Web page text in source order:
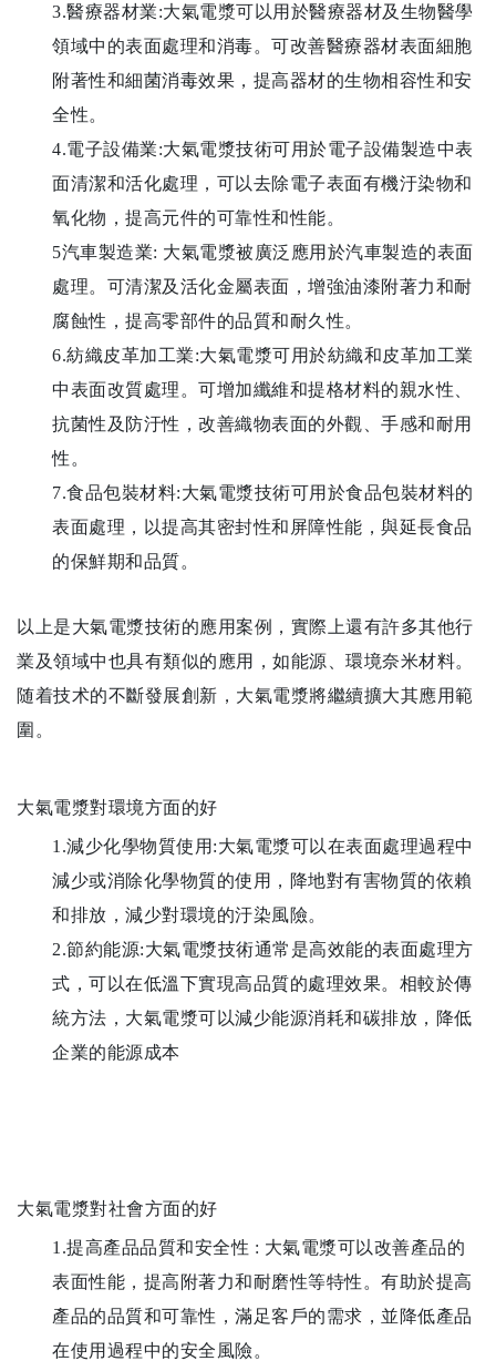
3.醫療器材業:大氣電漿可以用於醫療器材及生物醫學
領域中的表面處理和消毒。可改善醫療器材表面細胞
附著性和細菌消毒效果，提高器材的生物相容性和安
全性。
4.電子設備業:大氣電漿技術可用於電子設備製造中表
面清潔和活化處理，可以去除電子表面有機汙染物和
氧化物，提高元件的可靠性和性能。
5汽車製造業: 大氣電漿被廣泛應用於汽車製造的表面
處理。可清潔及活化金屬表面，增強油漆附著力和耐
腐蝕性，提高零部件的品質和耐久性。
6.紡織皮革加工業:大氣電漿可用於紡織和皮革加工業
中表面改質處理。可增加纖維和提格材料的親水性、
抗菌性及防汙性，改善織物表面的外觀、手感和耐用
性。
7.食品包裝材料:大氣電漿技術可用於食品包裝材料的
表面處理，以提高其密封性和屏障性能，與延長食品
的保鮮期和品質。
以上是大氣電漿技術的應用案例，實際上還有許多其他行
業及領域中也具有類似的應用，如能源、環境奈米材料。
随着技术的不斷發展創新，大氣電漿將繼續擴大其應用範
圍。
大氣電漿對環境方面的好
1.減少化學物質使用:大氣電漿可以在表面處理過程中
減少或消除化學物質的使用，降地對有害物質的依賴
和排放，減少對環境的汙染風險。
2.節約能源:大氣電漿技術通常是高效能的表面處理方
式，可以在低溫下實現高品質的處理效果。相較於傳
統方法，大氣電漿可以減少能源消耗和碳排放，降低
企業的能源成本
大氣電漿對社會方面的好
1.提高產品品質和安全性 : 大氣電漿可以改善產品的
表面性能，提高附著力和耐磨性等特性。有助於提高
產品的品質和可靠性，滿足客戶的需求，並降低產品
在使用過程中的安全風險。